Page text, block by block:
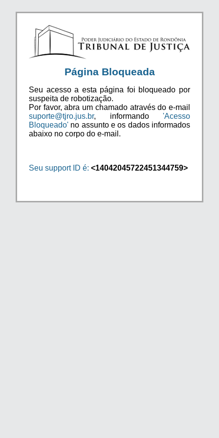
Página Bloqueada
Seu acesso a esta página foi bloqueado por
suspeita de robotização.
Por favor, abra um chamado através do e-mail
suporte@tjro.jus.br, informando 'Acesso
Bloqueado' no assunto e os dados informados
abaixo no corpo do e-mail.
Seu support ID é: <14042045722451344759>